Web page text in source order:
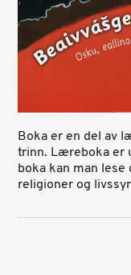
Boka er en del av
trinn. Læreboka er
boka kan man
religioner og